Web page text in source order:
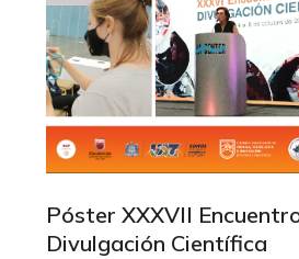
Póster XXXVII
Divulgación Científica